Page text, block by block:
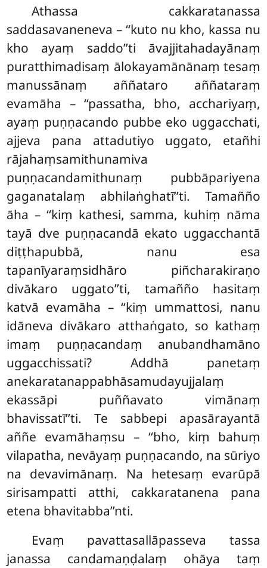
Athassa cakkaratanassa
saddasavaneneva – ‘‘kuto nu kho, kassa nu
kho ayaṃ saddo’’ti āvajjitahadayānaṃ
puratthimadisaṃ ālokayamānānaṃ tesaṃ
manussānaṃ aññataro aññataraṃ
evamāha– ‘‘passatha, bho, acchariyaṃ,
ayaṃ puṇṇacando pubbe eko uggacchati,
ajjeva pana attadutiyo uggato, etañhi
rājahaṃsamithunamiva
puṇṇacandamithunaṃ pubbāpariyena
gaganatalaṃ abhilaṅghatī’’ti. Tamañño
āha – ‘‘kiṃ kathesi, samma, kuhiṃ nāma
tayā dve puṇṇacandā ekato uggacchantā
diṭṭhapubbā, nanu esa
tapanīyaraṃsidhāro piñcharakiraṇo
divākaro uggato’’ti, tamañño hasitaṃ
katvā evamāha – ‘‘kiṃ ummattosi, nanu
idāneva divākaro atthaṅgato, so kathaṃ
imaṃ puṇṇacandaṃ anubandhamāno
uggacchissati? Addhā panetaṃ
anekaratanappabhāsamudayujjalaṃ
ekassāpi puññavato vimānaṃ
bhavissatī’’ti. Te sabbepi apasārayantā
aññe evamāhaṃsu – ‘‘bho, kiṃ bahuṃ
vilapatha, nevāyaṃ puṇṇacando, na sūriyo
na devavimānaṃ. Na hetesaṃ evarūpā
sirisampatti atthi, cakkaratanena pana
etena bhavitabba’’nti.
Evaṃ pavattasallāpasseva tassa
janassa candamaṇḍalaṃ ohāya taṃ